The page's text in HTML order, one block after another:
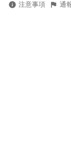
注意事項 通